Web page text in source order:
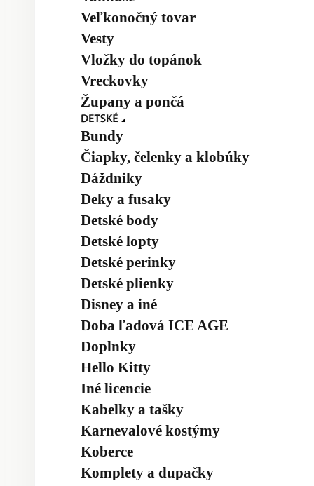
Veľkonočný tovar
Vesty
Vložky do topánok
Vreckovky
Župany a pončá
Bundy
Čiapky, čelenky a klobúky
Dáždniky
Deky a fusaky
Detské body
Detské lopty
Detské perinky
Detské plienky
Disney a iné
Doba ľadová ICE AGE
Doplnky
Hello Kitty
Iné licencie
Kabelky a tašky
Karnevalové kostýmy
Koberce
Komplety a dupačky